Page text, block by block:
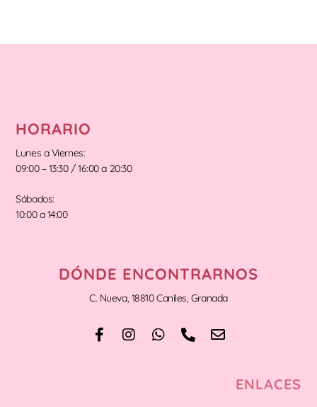
HORARIO
Lunes a Viernes:
09:00 – 13:30 / 16:00 a 20:30
Sábados:
10:00 a 14:00
DÓNDE ENCONTRARNOS
C. Nueva, 18810 Caniles, Granada
ENLACES